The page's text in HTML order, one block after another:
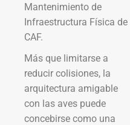
Mantenimiento de
Infraestructura Física de
CAF.
Más que limitarse a
reducir colisiones, la
arquitectura amigable
con las aves puede
concebirse como una